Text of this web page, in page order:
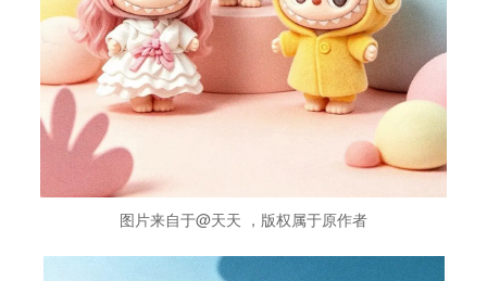
图片来自于@天天 ，版权属于原作者